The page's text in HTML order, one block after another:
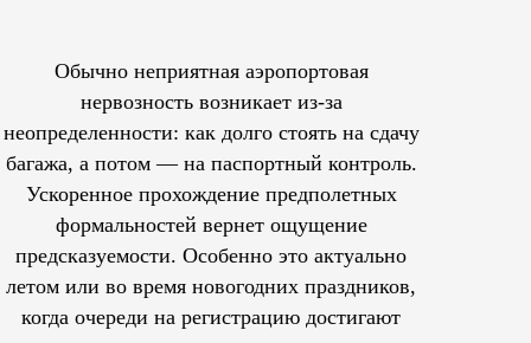
Обычно неприятная аэропортовая
нервозность возникает из-за
неопределенности: как долго стоять на сдачу
багажа, а потом — на паспортный контроль.
Ускоренное прохождение предполетных
формальностей вернет ощущение
предсказуемости. Особенно это актуально
летом или во время новогодних праздников,
когда очереди на регистрацию достигают